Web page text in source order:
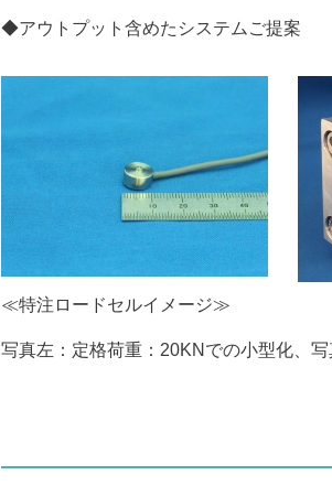
◆アウトプット含めたシステムご提案
≪特注ロードセルイメージ≫
写真左：定格荷重：20KNでの小型化、